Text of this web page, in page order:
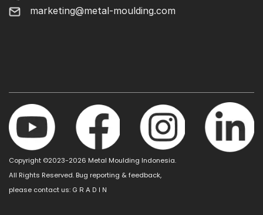
marketing@metal-moulding.com
Copyright ©2023-2026 Metal Moulding Indonesia.
All Rights Reserved. Bug reporting & feedback,
please contact us: G R A D I N